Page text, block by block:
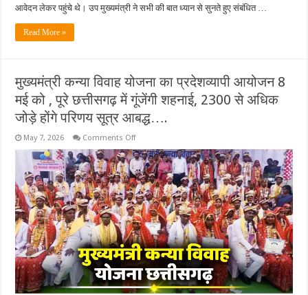
आवेदन लेकर पहुंचे थे। उप मुख्यमंत्री ने सभी की बात ध्यान से सुनते हुए संबंधित …
Read More »
मुख्यमंत्री कन्या विवाह योजना का प्रदेशव्यापी आयोजन 8
मई को , पूरे छत्तीसगढ़ में गूंजेंगी शहनाई, 2300 से अधिक
जोड़े होंगे परिणय सूत्र आबद्ध….
May 7, 2026 Comments Offon
कन्या
विवाह
योजना
का
प्रदेशव्यापी
आयोजन
8
मई
को
,
पूरे
छत्तीसगढ़
में
गूंजेंगी
शहनाई,
2300